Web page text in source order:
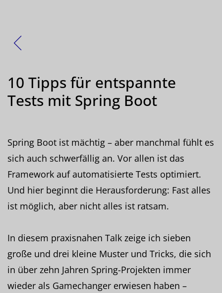
10 Tipps für entspannte
Tests mit Spring Boot
Spring Boot ist mächtig – aber manchmal fühlt es
sich auch schwerfällig an. Vor allen ist das
Framework auf automatisierte Tests optimiert.
Und hier beginnt die Herausforderung: Fast alles
ist möglich, aber nicht alles ist ratsam.
In diesem praxisnahen Talk zeige ich sieben
große und drei kleine Muster und Tricks, die sich
in über zehn Jahren Spring-Projekten immer
wieder als Gamechanger erwiesen haben –